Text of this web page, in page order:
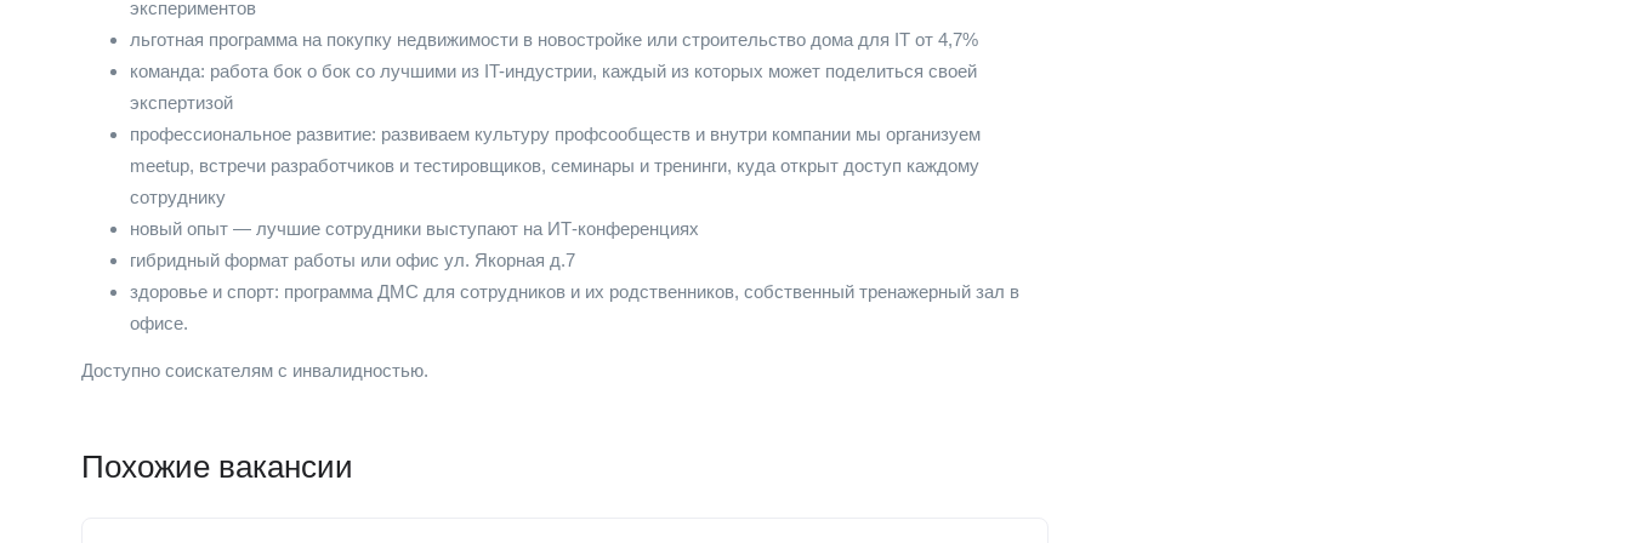
экспериментов
льготная программа на покупку недвижимости в новостройке или строительство дома для IT от 4,7%
команда: работа бок о бок со лучшими из IT-индустрии, каждый из которых может поделиться своей
экспертизой
профессиональное развитие: развиваем культуру профсообществ и внутри компании мы организуем
meetup, встречи разработчиков и тестировщиков, семинары и тренинги, куда открыт доступ каждому
сотруднику
новый опыт — лучшие сотрудники выступают на ИТ-конференциях
гибридный формат работы или офис ул. Якорная д.7
здоровье и спорт: программа ДМС для сотрудников и их родственников, собственный тренажерный зал в
офисе.
Доступно соискателям с инвалидностью.
Похожие вакансии